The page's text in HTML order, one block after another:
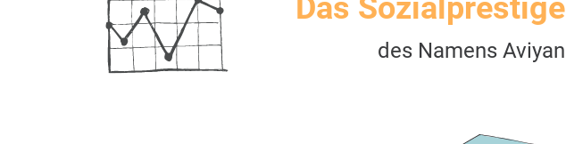
Das Sozialprestige
des Namens Aviyan